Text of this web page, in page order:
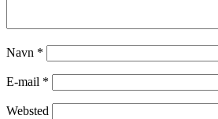
Navn *
E-mail *
Websted